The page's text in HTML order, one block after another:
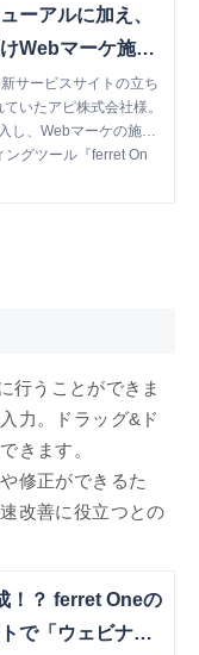
ーアルに加え、
Webマーケ施策
月で80件の問い
！
サービスサイトの立ち
ていたアピ株式会社様。
し、Webマーケの施策
ことで80件のお問い
決め手や今後の取り組
ングツール『ferret On
行うことができま
力。ドラッグ&ド
きます。
修正ができるた
改善に役立つとの
！？ ferret Oneの
で「ウェビナー